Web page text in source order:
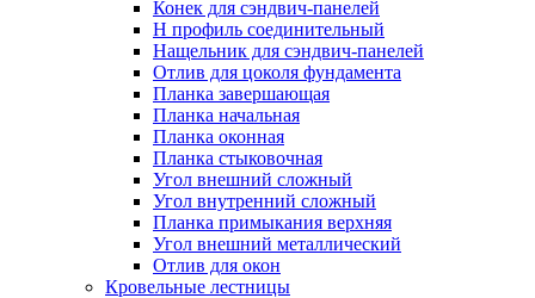
Конек для сэндвич-панелей
Н профиль соединительный
Нащельник для сэндвич-панелей
Отлив для цоколя фундамента
Планка завершающая
Планка начальная
Планка оконная
Планка стыковочная
Угол внешний сложный
Угол внутренний сложный
Планка примыкания верхняя
Угол внешний металлический
Отлив для окон
Кровельные лестницы